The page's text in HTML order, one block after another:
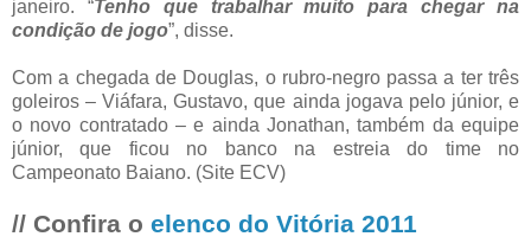
janeiro. “Tenho que trabalhar muito para chegar na
condição de jogo”, disse.
Com a chegada de Douglas, o rubro-negro passa a ter três
goleiros – Viáfara, Gustavo, que ainda jogava pelo júnior, e
o novo contratado – e ainda Jonathan, também da equipe
júnior, que ficou no banco na estreia do time no
Campeonato Baiano. (Site ECV)
// Confira o elenco do Vitória 2011